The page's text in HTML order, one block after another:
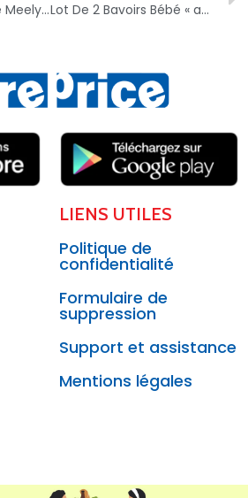
Chaise Haute Bébé Meely – 3220660345182 Lot De 2 Bavoirs Bébé « absorbant » 27cm Rose – 3574380631941
LIENS UTILES
Politique de
confidentialité
Formulaire de
suppression
Support et assistance
Mentions légales